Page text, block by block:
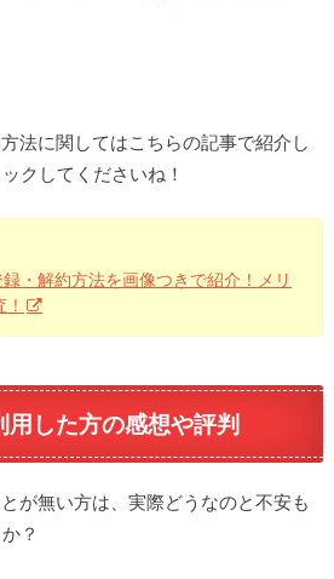
法に関してはこちらの記事で紹介し
クしてくださいね！
・解約方法を画像つきで紹介！メリ
した方の感想や評判
が無い方は、実際どうなのと不安も
？